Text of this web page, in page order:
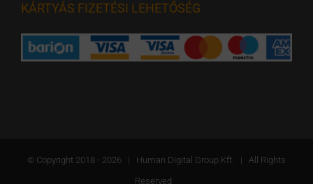
KÁRTYÁS FIZETÉSI LEHETŐSÉG
© Copyright 2018 - 2026 | Human Digital Group Kft. | All Rights
Reserved